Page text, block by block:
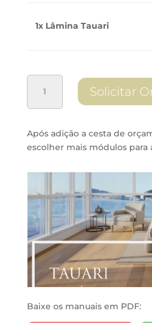
1x Lâmina Tauari
Tauari
quantidade
Solicitar
Após adição a cesta de
escolher mais módulos para
Baixe os manuais em PDF: